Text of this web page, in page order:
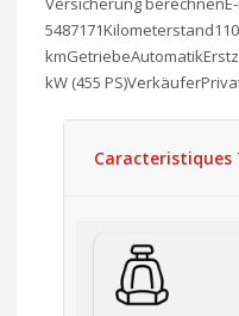
kW (455
Caracteristiques